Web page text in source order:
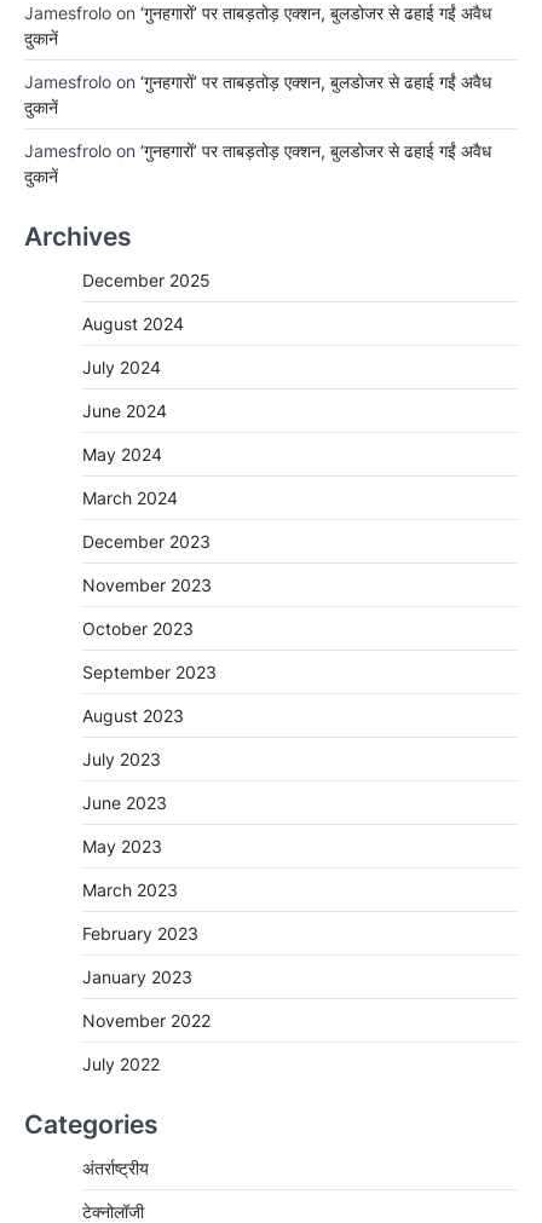
Jamesfrolo on ‘गुनहगारों’ पर ताबड़तोड़ एक्शन, बुलडोजर से ढहाई गईं अवैध
दुकानें
Jamesfrolo on ‘गुनहगारों’ पर ताबड़तोड़ एक्शन, बुलडोजर से ढहाई गईं अवैध
दुकानें
Jamesfrolo on ‘गुनहगारों’ पर ताबड़तोड़ एक्शन, बुलडोजर से ढहाई गईं अवैध
दुकानें
Archives
December 2025
August 2024
July 2024
June 2024
May 2024
March 2024
December 2023
November 2023
October 2023
September 2023
August 2023
July 2023
June 2023
May 2023
March 2023
February 2023
January 2023
November 2022
July 2022
Categories
अंतर्राष्ट्रीय
टेक्नोलॉजी